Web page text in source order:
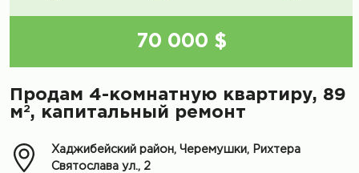
70 000 $
Продам 4-комнатную квартиру, 89
м2, капитальный ремонт
Хаджибейский район, Черемушки, Рихтера
Святослава ул., 2